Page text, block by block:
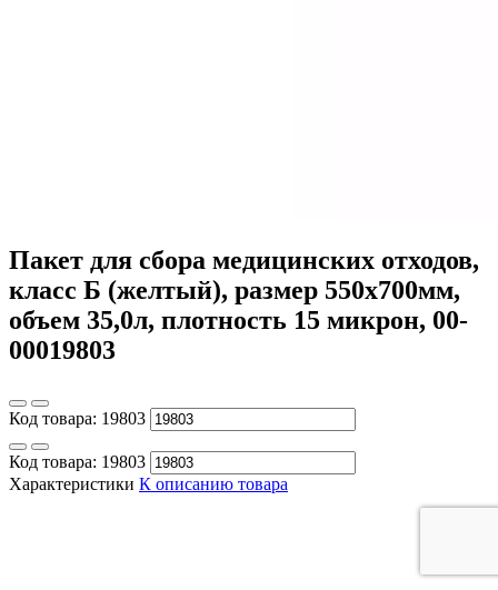
Пакет для сбора медицинских отходов,
класс Б (желтый), размер 550х700мм,
объем 35,0л, плотность 15 микрон, 00-
00019803
Код товара: 19803
Код товара: 19803
Характеристики К описанию товара